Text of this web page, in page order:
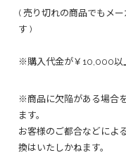
( 売り切れの商品でもメ
す )
※購入代金が￥10,000以
※商品に欠陥がある場合
ます。
お客様のご都合などによ
換はいたしかねます。